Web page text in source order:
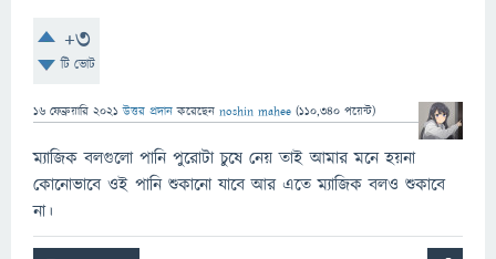
+3
টি ভোট
16 ফেব্রুয়ারি 2021 উত্তর প্রদান করেছেন noshin mahee (110,340 পয়েন্ট)
ম্যাজিক বলগুলো পানি পুরোটা চুষে নেয় তাই আমার মনে হয়না
কোনোভাবে ওই পানি শুকানো যাবে আর এতে ম্যাজিক বলও শুকাবে
না।